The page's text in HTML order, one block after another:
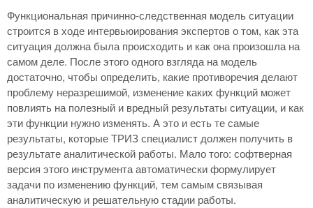
Функциональная причинно-следственная модель ситуации
строится в ходе интервьюирования экспертов о том, как эта
ситуация должна была происходить и как она произошла на
самом деле. После этого одного взгляда на модель
достаточно, чтобы определить, какие противоречия делают
проблему неразрешимой, изменение каких функций может
повлиять на полезный и вредный результаты ситуации, и как
эти функции нужно изменять. А это и есть те самые
результаты, которые ТРИЗ специалист должен получить в
результате аналитической работы. Мало того: софтверная
версия этого инструмента автоматически формулирует
задачи по изменению функций, тем самым связывая
аналитическую и решательную стадии работы.